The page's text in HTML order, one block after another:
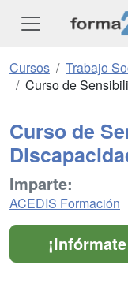
Cursos
Trabajo
Curso de
Curso de
Imparte:
ACEDIS Formación